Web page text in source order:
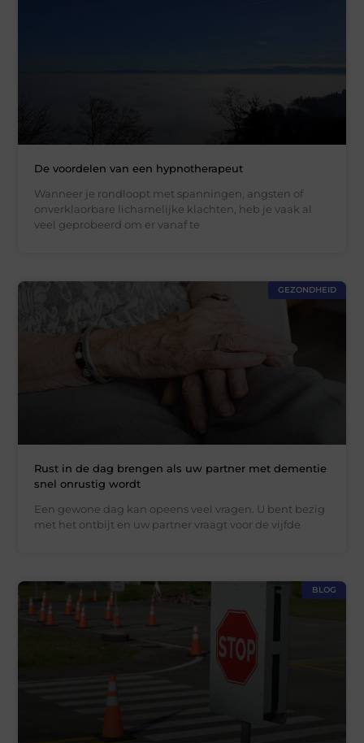
De voordelen van een hypnotherapeut
Wanneer je rondloopt met spanningen, angsten of
onverklaorbare lichamelijke klachten, heb je vaak al
veel geprobeerd om er vanaf te
GEZONDHEID
Rust in de dag brengen als uw partner met dementie
snel onrustig wordt
Een gewone dag kan opeens veel vragen. U bent bezig
met het ontbijt en uw partner vraagt voor de vijfde
BLOG